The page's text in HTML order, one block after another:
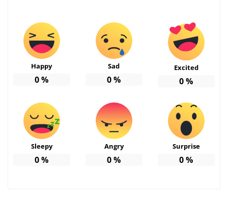
Happy
0%
Sad
0%
Excited
0%
Sleepy
0%
Angry
0%
Surprise
0%